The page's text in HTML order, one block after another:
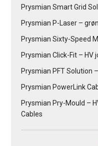
Prysmian Smart Grid
Prysmian P-Laser –
Prysmian Sixty-Speed
Prysmian Click-Fit – HV
Prysmian PFT Solution
Prysmian PowerLink
Prysmian Pry-Mould –
Cables